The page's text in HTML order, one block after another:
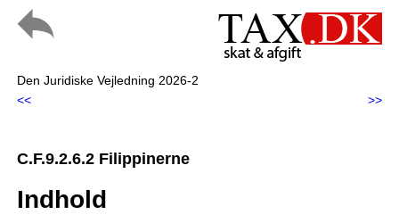
Den Juridiske Vejledning 2026-2
<<
>>
C.F.9.2.6.2 Filippinerne
Indhold